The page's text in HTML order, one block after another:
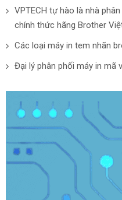
VPTECH tự hào là nhà
chính thức hãng Brother
Các loại máy in tem nhãn
Đại lý phân phối máy in mã